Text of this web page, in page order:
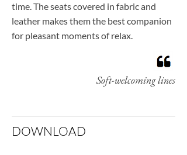
time. The seats covered in fabric and
leather makes them the best companion
for pleasant moments of relax.
Soft-welcoming lines
DOWNLOAD